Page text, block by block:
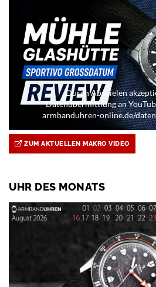
Durch Abspielen
Datenübermittlung an
armbanduhren-online.de/
ZUM AKTUELLEN MAKRO VIDEO
UHR DES MONATS